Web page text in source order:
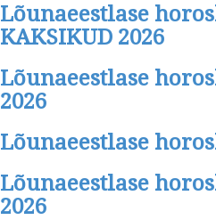
Lõunaeestlase
KAKSIKUD 2026
Lõunaeestlase
2026
Lõunaeestlase
Lõunaeestlase
2026